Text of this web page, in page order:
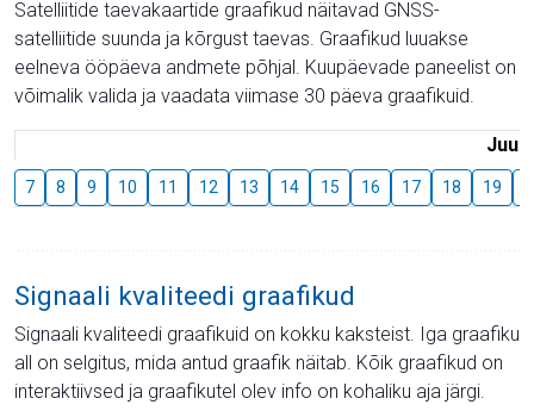
Satelliitide taevakaartide graafikud näitavad GNSS-
satelliitide suunda ja kõrgust taevas. Graafikud luuakse
eelneva ööpäeva andmete põhjal. Kuupäevade paneelist on
võimalik valida ja vaadata viimase 30 päeva graafikuid.
Juuli
7 8 9 10 11 12 13 14 15 16 17 18 19
Signaali kvaliteedi graafikud
Signaali kvaliteedi graafikuid on kokku kaksteist. Iga graafiku
all on selgitus, mida antud graafik näitab. Kõik graafikud on
interaktiivsed ja graafikutel olev info on kohaliku aja järgi.